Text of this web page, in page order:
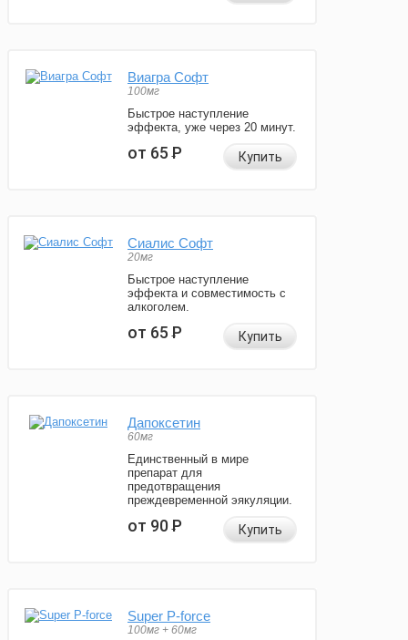
Виагра Софт
100мг
Быстрое наступление
эффекта, уже через 20 минут.
от 65Р Купить
Сиалис Софт
20мг
Быстрое наступление
эффекта и совместимость с
алкоголем.
от 65Р Купить
Дапоксетин
60мг
Единственный в мире
препарат для
предотвращения
преждевременной эякуляции.
от 90Р Купить
Super P-force
100мг + 60мг